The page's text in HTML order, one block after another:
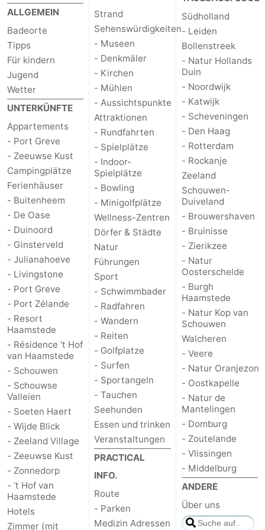
van
Haamstede
(mit
Frühstück)
Lastminutes
Strand
Sehen
&
tun
-
Museen
-
Denkmäler
Kirchen
-
Mühlen
-
Aussichtspunkte
Attraktionen
-
Rundfahrten
Spielplätze
Indoor-
Spielplätze
-
Bowling
-
Minigolfplätze
Wellness-
Zentren
Dörfer
&
Städte
Natur
Führungen
Sport
-
ALLGEMEIN
Badeorte
Tipps
Für kindern
Jugend
Wetter
UNTERKÜNFTE
Appartements
- Port Greve
- Zeeuwse Kust
Campingplätze
Ferienhäuser
- Buitenheem
- De Oase
- Duinoord
- Ginsterveld
- Julianahoeve
- Livingstone
- Port Greve
- Port Zélande
- Resort
Haamstede
- Résidence 't Hof
van Haamstede
- Schouwen
- Schouwse
Valleien
- Soeten Haert
- Wijde Blick
- Zeeland Village
- Zeeuwse Kust
- Zonnedorp
- ’t Hof van
Haamstede
Hotels
Zimmer (mit
Strand
Sehenswürdigkeiten
- Museen
- Denkmäler
- Kirchen
- Mühlen
- Aussichtspunkte
Attraktionen
- Rundfahrten
- Spielplätze
- Indoor-
Spielplätze
- Bowling
- Minigolfplätze
Wellness-Zentren
Dörfer & Städte
Natur
Führungen
Sport
- Schwimmbader
- Radfahren
- Wandern
- Reiten
- Golfplatze
- Surfen
- Sportangeln
- Tauchen
Seehunden
Essen und trinken
Veranstaltungen
PRACTICAL
INFO.
Route
- Parken
Medizin Adressen
Südholland
- Leiden
Bollenstreek
- Natur Hollands
Duin
- Noordwijk
- Katwijk
- Scheveningen
- Den Haag
- Rotterdam
- Rockanje
Zeeland
Schouwen-
Duiveland
- Brouwershaven
- Bruinisse
- Zierikzee
- Natur
Oosterschelde
- Burgh
Haamstede
- Natur Kop van
Schouwen
Walcheren
- Veere
- Natur Oranjezon
- Oostkapelle
- Natur de
Mantelingen
- Domburg
- Zoutelande
- Vlissingen
- Middelburg
ANDERE
Über uns